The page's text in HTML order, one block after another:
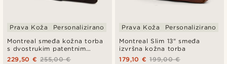
Montreal smeđa kožna torba
s dvostrukim patentnim
zatvaračem
Prava Koža Personalizirano
255,00 €
229,50 €
Montreal Slim 13" smeđa
izvršna kožna torba
Prava Koža Personalizirano
199,00 €
179,10 €